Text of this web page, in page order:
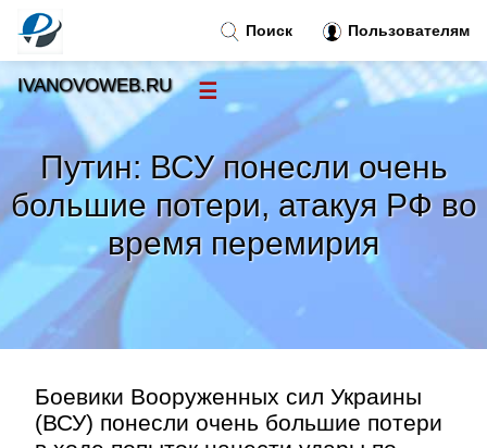
Путин: ВСУ понесли очень
большие потери, атакуя РФ во
время перемирия
Боевики Вооруженных сил Украины
(ВСУ) понесли очень большие потери
Поиск Пользователям
IVANOVOWEB.RU ☰
Новости
Тренды новостей »
»
Правила »